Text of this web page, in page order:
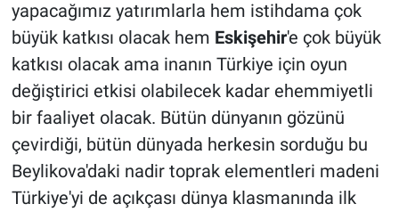
yapacağımız yatırımlarla hem istihdama çok
büyük katkısı olacak hem Eskişehir'e çok büyük
katkısı olacak ama inanın Türkiye için oyun
değiştirici etkisi olabilecek kadar ehemmiyetli
bir faaliyet olacak. Bütün dünyanın gözünü
çevirdiği, bütün dünyada herkesin sorduğu bu
Beylikova'daki nadir toprak elementleri madeni
Türkiye'yi de açıkçası dünya klasmanında ilk